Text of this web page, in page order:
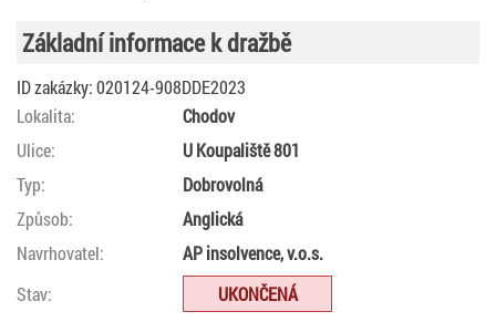
Základní informace k dražbě
ID zakázky: 020124-908DDE2023
Lokalita:
Chodov
Ulice:
U Koupaliště 801
Typ:
Dobrovolná
Způsob:
Anglická
Navrhovatel:
AP insolvence, v.o.s.
Stav:
UKONČENÁ